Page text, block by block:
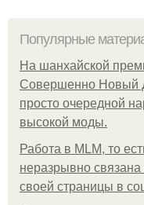
Популярные
На шанхайской
Совершенно Новый
просто очередной
высокой моды.
Работа в MLM, то
неразрывно связана
своей страницы в